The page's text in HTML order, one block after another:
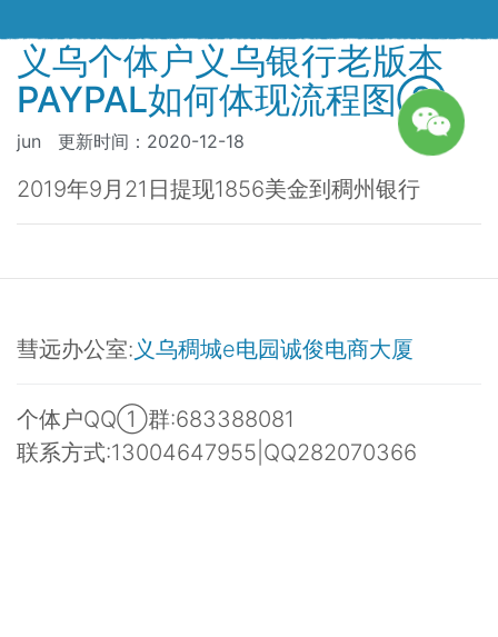
义乌个体户义乌银行老版本
PAYPAL如何体现流程图②
jun 更新时间：2020-12-18
2019年9月21日提现1856美金到稠州银行
彗远办公室: 义乌稠城e电园诚俊电商大厦
个体户QQ①群:683388081
联系方式:13004647955|QQ282070366